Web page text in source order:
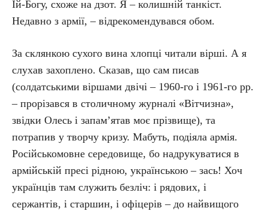
Їй-Богу, схоже на дзот. Я – колишній танкіст.
Недавно з армії, – відрекомендувався обом.
За склянкою сухого вина хлопці читали вірші. А я
слухав захоплено. Сказав, що сам писав
(солдатськими віршами двічі – 1960-го і 1961-го рр.
– прорізався в столичному журналі «Вітчизна»,
звідки Олесь і запам’ятав моє прізвище), та
потрапив у творчу кризу. Мабуть, подіяла армія.
Російськомовне середовище, бо надрукуватися в
армійській пресі рідною, українською – зась! Хоч
українців там служить безліч: і рядових, і
сержантів, і старшин, і офіцерів – до найвищого